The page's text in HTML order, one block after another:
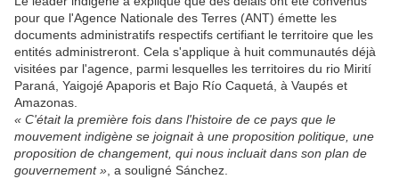
pour que l'Agence Nationale des Terres (ANT) émette les
documents administratifs respectifs certifiant le territoire que les
entités administreront. Cela s'applique à huit communautés déjà
visitées par l'agence, parmi lesquelles les territoires du rio Mirití
Paraná, Yaigojé Apaporis et Bajo Río Caquetá, à Vaupés et
Amazonas.
« C'était la première fois dans l'histoire de ce pays que le
mouvement indigène se joignait à une proposition politique, une
proposition de changement, qui nous incluait dans son plan de
gouvernement » , a souligné Sánchez.